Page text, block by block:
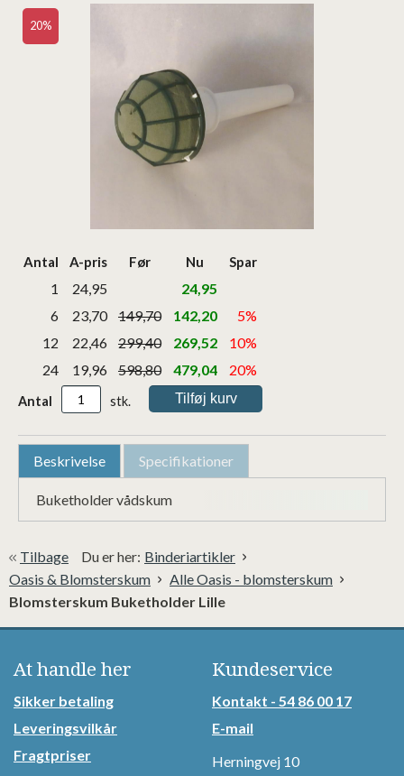
20%
Antal A-pris Før Nu Spar
1 24,95
24,95
6
23,70 149,70 142,20
5%
12
22,46 299,40 269,52
10%
24
19,96 598,80 479,04 20%
Antal stk.
Beskrivelse Specifikationer
Buketholder vådskum
Tilbage Du er her: Binderiartikler
Oasis & Blomsterskum
Alle Oasis - blomsterskum
Blomsterskum Buketholder Lille
At handle her
Sikker betaling
Leveringsvilkår
Fragtpriser
Kundeservice
Kontakt - 54 86 00 17
E-mail
Herningvej 10